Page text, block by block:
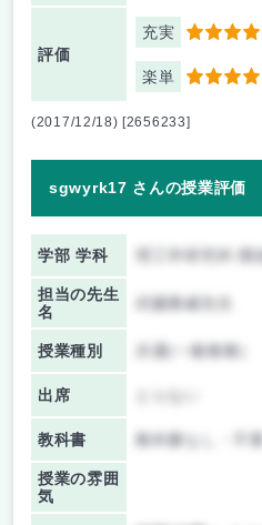
評価
充実 5
楽単 4
(2017/12/18) [2656233]
sgwyrk17 さんの授業評価
学部 学科 理工学研究科 開
担当の先生
名
武藤雅威先生
授業種別 共通(一般教養)
出席
教科書 教科書なし・不要
授業の雰囲
気